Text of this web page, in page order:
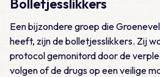
Bolletjesslikkers
Een bijzondere groep die
heeft, zijn de bolletjesslikkers. Zij
protocol gemonitord door de
volgen of de drugs op een veilige